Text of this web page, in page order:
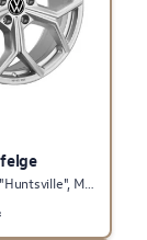
7,5J x 19 ET40, "Huntsville", Mattsilber